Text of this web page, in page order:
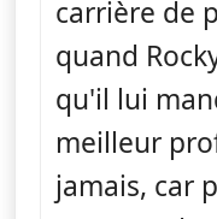
carrière de
quand
qu'il lui
meilleur
jamais, car